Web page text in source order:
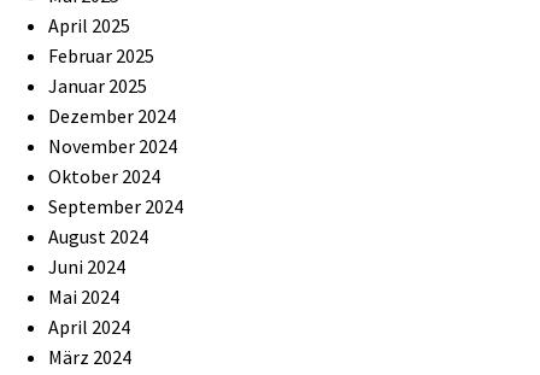
April 2025
Februar 2025
Januar 2025
Dezember 2024
November 2024
Oktober 2024
September 2024
August 2024
Juni 2024
Mai 2024
April 2024
März 2024